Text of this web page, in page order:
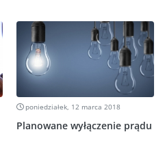
poniedziałek, 12 marca 2018
Planowane wyłączenie prądu